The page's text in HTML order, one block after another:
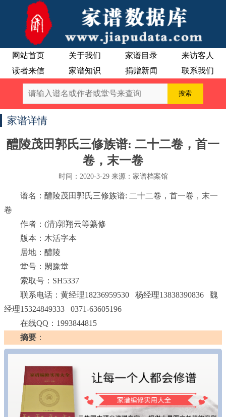
网站首页 关于我们 家谱目录
来访客人
读者来信
家谱知识 捐赠新闻 联系我们
家谱详情
醴陵茂田郭氏三修族谱: 二十二卷，首一
卷，末一卷
时间：2020-3-29 来源：家谱档案馆
谱名：醴陵茂田郭氏三修族谱: 二十二卷，首一卷，末一
卷
作者：(清)郭翔云等纂修
版本：木活字本
居地：醴陵
堂号：閖豫堂
索取号：SH5337
联系电话：黄经理18236959530 杨经理13838390836 魏
经理15324849333 0371-63605196
在线QQ：1993844815
摘要 ：